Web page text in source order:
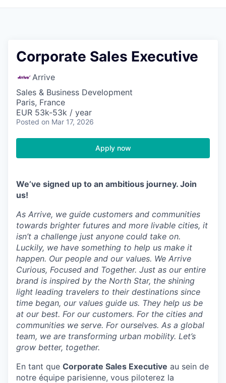
Corporate Sales Executive
Arrive
Sales & Business Development
Paris, France
EUR 53k-53k / year
Posted on Mar 17, 2026
Apply now
We’ve signed up to an ambitious journey. Join
us!
As Arrive, we guide customers and communities
towards brighter futures and more livable cities, it
isn’t a challenge just anyone could take on.
Luckily, we have something to help us make it
happen. Our people and our values. We Arrive
Curious, Focused and Together. Just as our entire
brand is inspired by the North Star, the shining
light leading travelers to their destinations since
time began, our values guide us. They help us be
at our best. For our customers. For the cities and
communities we serve. For ourselves. As a global
team, we are transforming urban mobility. Let’s
grow better, together.
En tant que Corporate Sales Executive au sein de
notre équipe parisienne, vous piloterez la